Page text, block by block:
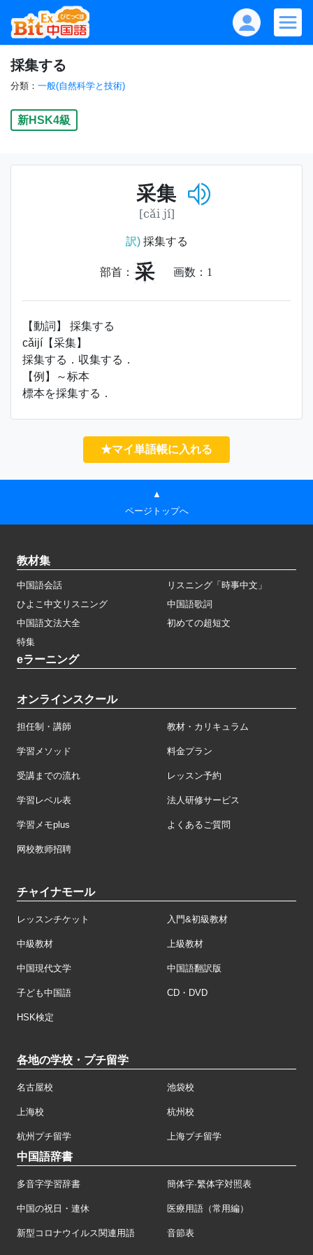
採集する
分類： 一般(自然科学と技術)
新HSK4級
采集
[cǎi jí]
訳)採集する
部首： 采 画数： 1
【動詞】 採集する
cǎijí【采集】
採集する．収集する．
【例】～标本
標本を採集する．
★マイ単語帳に入れる
▲
ページトップへ
教材集
中国語会話
リスニング「時事中文」
ひよこ中文リスニング
中国語歌詞
中国語文法大全
初めての超短文
特集
eラーニング
オンラインスクール
担任制・講師 教材・カリキュラム
学習メソッド 料金プラン
受講までの流れ レッスン予約
学習レベル表 法人研修サービス
学習メモplus よくあるご質問
网校教师招聘
チャイナモール
レッスンチケット 入門&初級教材
中級教材 上級教材
中国現代文学 中国語翻訳版
子ども中国語 CD・DVD
HSK検定
各地の学校・プチ留学
名古屋校 池袋校
上海校 杭州校
杭州プチ留学 上海プチ留学
中国語辞書
多音字学習辞書 簡体字·繁体字対照表
中国の祝日・連休 医療用語（常用編）
新型コロナウイルス関連用語 音節表